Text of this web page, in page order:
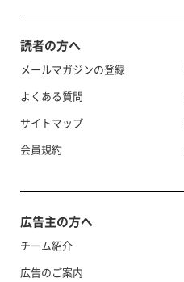
読者の方へ
メールマガジンの登録
よくある質問
サイトマップ
会員規約
広告主の方へ
チーム紹介
広告のご案内